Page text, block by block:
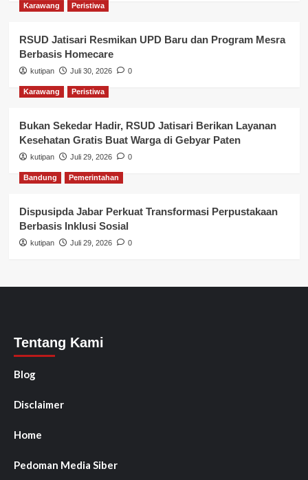
Karawang Peristiwa
RSUD Jatisari Resmikan UPD Baru dan Program Mesra
Berbasis Homecare
kutipan Juli 30, 2026 0
Karawang Peristiwa
Bukan Sekedar Hadir, RSUD Jatisari Berikan Layanan
Kesehatan Gratis Buat Warga di Gebyar Paten
kutipan Juli 29, 2026 0
Bandung Pemerintahan
Dispusipda Jabar Perkuat Transformasi Perpustakaan
Berbasis Inklusi Sosial
kutipan Juli 29, 2026 0
Tentang Kami
Blog
Disclaimer
Home
Pedoman Media Siber